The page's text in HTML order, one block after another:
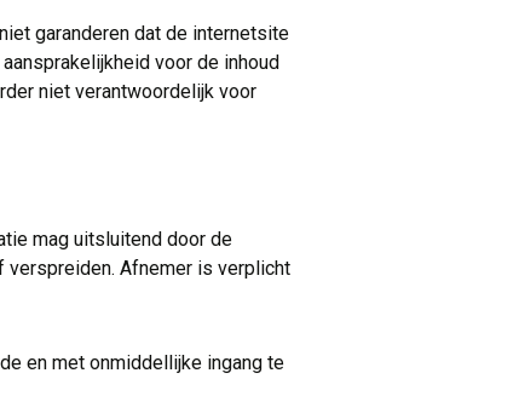
garanderen dat de internetsite
voor de inhoud
niet verantwoordelijk voor
mag uitsluitend door de
verspreiden. Afnemer is verplicht
en met onmiddellijke ingang te